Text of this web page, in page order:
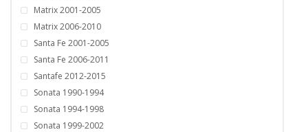
Matrix 2001-2005
Matrix 2006-2010
Santa Fe 2001-2005
Santa Fe 2006-2011
Santafe 2012-2015
Sonata 1990-1994
Sonata 1994-1998
Sonata 1999-2002